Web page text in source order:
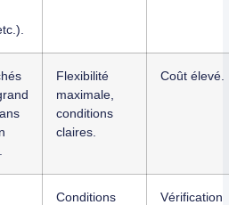
Flexibilité
maximale,
conditions
claires.
Coût élevé.
Conditions
Vérification